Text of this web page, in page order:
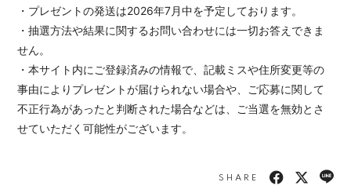
・プレゼントの発送は2026年7月中を予定しております。
・抽選方法や結果に関するお問い合わせには一切お答えできま
せん。
・本サイト内にご登録済みの情報で、記載ミスや住所変更等の
事由によりプレゼントが届けられない場合や、ご応募に関して
不正行為があったと判断された場合などは、ご当選を無効とさ
せていただく可能性がございます。
SHARE